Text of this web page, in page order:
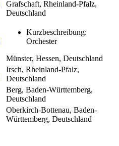
Grafschaft, Rheinland-Pfalz,
Deutschland
Kurzbeschreibung:
Orchester
Münster, Hessen, Deutschland
Irsch, Rheinland-Pfalz,
Deutschland
Berg, Baden-Württemberg,
Deutschland
Oberkirch-Bottenau, Baden-
Württemberg, Deutschland